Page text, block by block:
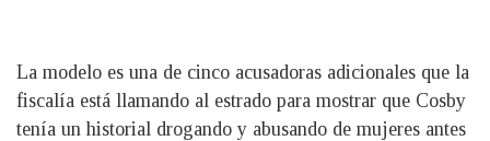
La modelo es una de cinco acusadoras adicionales que la
fiscalía está llamando al estrado para mostrar que Cosby
tenía un historial drogando y abusando de mujeres antes